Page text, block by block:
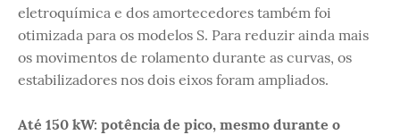
eletroquímica e dos amortecedores também foi
otimizada para os modelos S. Para reduzir ainda mais
os movimentos de rolamento durante as curvas, os
estabilizadores nos dois eixos foram ampliados.
Até 150 kW: potência de pico, mesmo durante o